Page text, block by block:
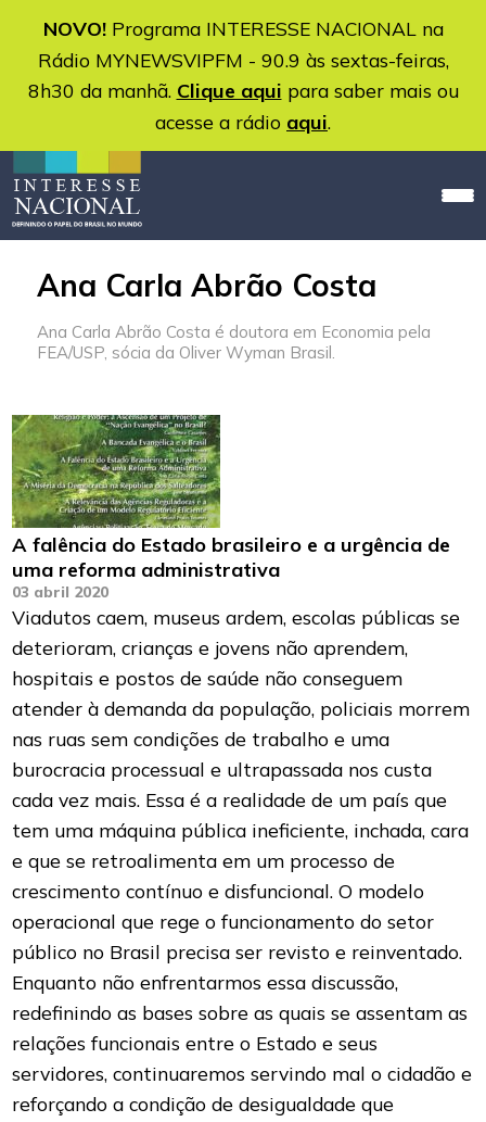
NOVO!Programa INTERESSE NACIONAL na
Rádio MYNEWSVIPFM - 90.9 às sextas-feiras,
8h30 da manhã. Clique aqui para saber mais ou
acesse a rádio aqui.
Ana Carla Abrão Costa
Ana Carla Abrão Costa é doutora em Economia pela
FEA/USP, sócia da Oliver Wyman Brasil.
A falência do Estado brasileiro e a urgência de
uma reforma administrativa
03 abril 2020
Viadutos caem, museus ardem, escolas públicas se
deterioram, crianças e jovens não aprendem,
hospitais e postos de saúde não conseguem
atender à demanda da população, policiais morrem
nas ruas sem condições de trabalho e uma
burocracia processual e ultrapassada nos custa
cada vez mais. Essa é a realidade de um país que
tem uma máquina pública ineficiente, inchada, cara
e que se retroalimenta em um processo de
crescimento contínuo e disfuncional. O modelo
operacional que rege o funcionamento do setor
público no Brasil precisa ser revisto e reinventado.
Enquanto não enfrentarmos essa discussão,
redefinindo as bases sobre as quais se assentam as
relações funcionais entre o Estado e seus
servidores, continuaremos servindo mal o cidadão e
reforçando a condição de desigualdade que